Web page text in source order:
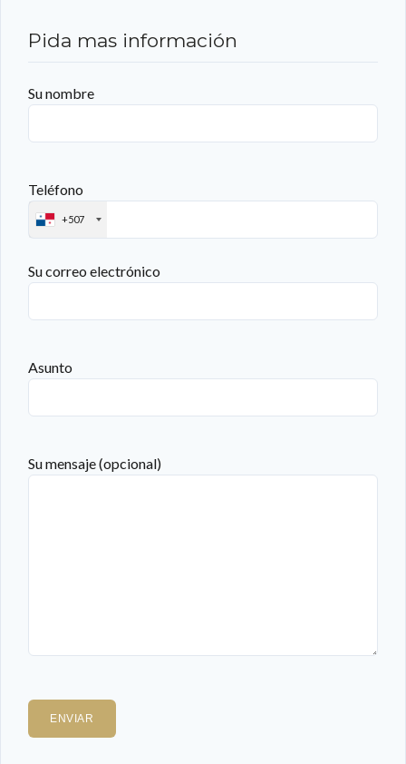
Pida mas información
Su nombre
Teléfono
+507
Su correo electrónico
Asunto
Su mensaje (opcional)